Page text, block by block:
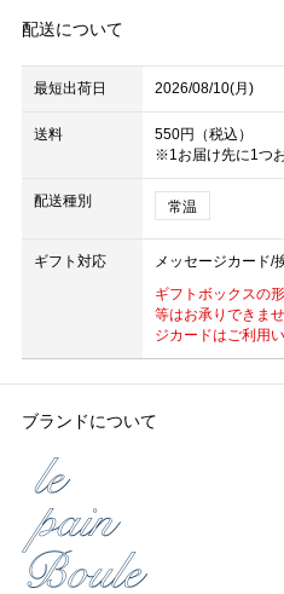
配送について
最短出荷日 2026/08/10(月)
送料
550円（税込）
※1お届け先に1つ
配送種別 常温
ギフト対応
メッセージカード/
ギフトボックスの
等はお承りできま
ジカードはご利用
ブランドについて